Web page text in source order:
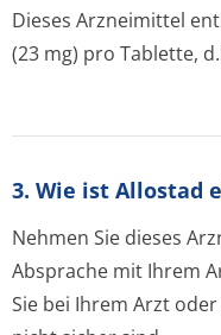
Dieses Arzneimittel
(23 mg) pro Tablette,
3. Wie ist Allostad
Nehmen Sie dieses
Absprache mit Ihrem
Sie bei Ihrem Arzt